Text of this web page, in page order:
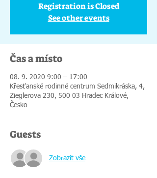
Registration is Closed
See other events
Čas a místo
08. 9. 2020 9:00 – 17:00
Křesťanské rodinné centrum Sedmikráska, 4,
Zieglerova 230, 500 03 Hradec Králové,
Česko
Guests
Zobrazit vše